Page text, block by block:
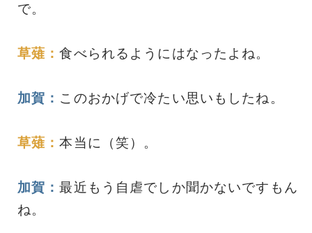
で。
草薙：食べられるようにはなったよね。
加賀： このおかげで冷たい思いもしたね。
草薙：本当に（笑）。
加賀：最近もう自虐でしか聞かないですもん
ね。